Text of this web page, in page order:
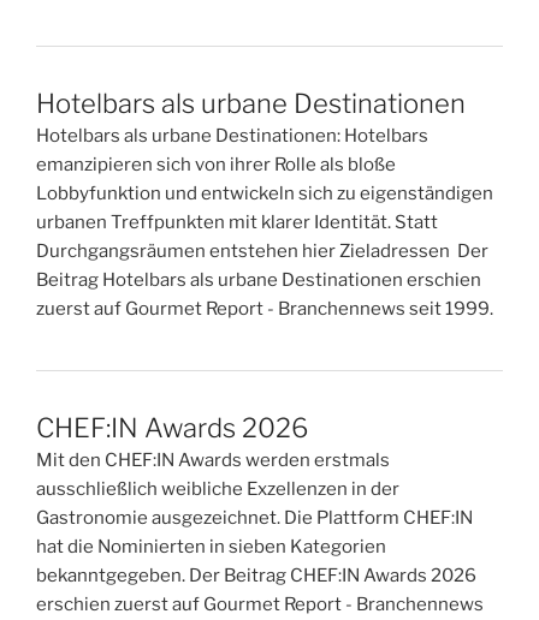
Hotelbars als urbane Destinationen
Hotelbars als urbane Destinationen: Hotelbars
emanzipieren sich von ihrer Rolle als bloße
Lobbyfunktion und entwickeln sich zu eigenständigen
urbanen Treffpunkten mit klarer Identität. Statt
Durchgangsräumen entstehen hier Zieladressen Der
Beitrag Hotelbars als urbane Destinationen erschien
zuerst auf Gourmet Report - Branchennews seit 1999.
CHEF:IN Awards 2026
Mit den CHEF:IN Awards werden erstmals
ausschließlich weibliche Exzellenzen in der
Gastronomie ausgezeichnet. Die Plattform CHEF:IN
hat die Nominierten in sieben Kategorien
bekanntgegeben. Der Beitrag CHEF:IN Awards 2026
erschien zuerst auf Gourmet Report - Branchennews